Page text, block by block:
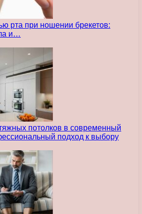
рта при ношении брекетов:
и…
потолков в современный
подход к выбору